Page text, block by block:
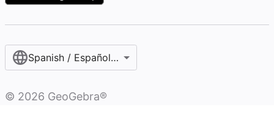
Spanish / Español (internacional)
© 2026 GeoGebra®